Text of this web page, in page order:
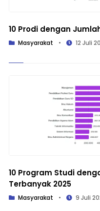
10 Prodi dengan
Masyarakat • 12 Juli
10 Program Studi
Terbanyak 2025
Masyarakat • 9 Juli